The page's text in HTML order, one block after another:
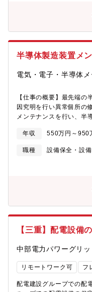
半導体製造装置メ
電気・電子・半導体
【仕事の概要】最先端の
因究明を行い異常個所の
メンテナンスを行い、半
仕事・業務範囲）■装置
※DVD工程を担当頂く予
程の可能性もあります
交替制を組み合わせた
年収 550万円～950
職種
設備保全・設
【三重】配電設備
中部電力パワーグリ
リモートワーク可 フ
配電建設グループでの配